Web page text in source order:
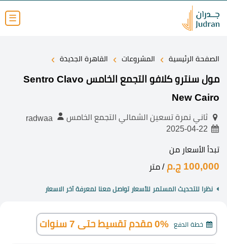
☰
الصفحة الرئيسية › المشروعات › القاهرة الجديدة ›
مول سنترو كلافو التجمع الخامس Sentro Clavo
New Cairo
ثاني نمرة تسعين الشمالي التجمع الخامس
تبدأ الأسعار من
100,000 ج.م / متر
نظرا للتحديث المستمر للأسعار تواصل معنا لمعرفة آخر الاسعار
خطة الدفع 0% مقدم تقسيط حتى 7 سنوات